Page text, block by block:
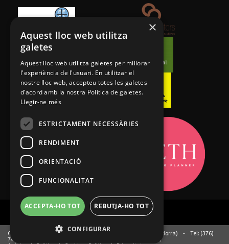
Oficines de l'esquí club · Xalet ECOA. Ordino AD300 (Pt. d'Andorra) -
Tel: (376)
747 374
administracio@ecoa.ad
×
Aquest lloc web utilitza
galetes
Aquest lloc web utilitza galetes per millorar
l'experiència de l'usuari. En utilitzar el
nostre lloc web, accepteu totes les galetes
d’acord amb la nostra Política de galetes.
Llegir-ne més
ESTRICTAMENT NECESSÀRIES
RENDIMENT
ORIENTACIÓ
FUNCIONALITAT
ACCEPTA-HO TOT REBUTJA-HO TOT
CONFIGURAR